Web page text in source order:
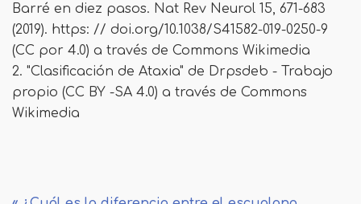
Barré en diez pasos. Nat Rev Neurol 15, 671-683
(2019). https: // doi.org/10.1038/S41582-019-0250-9
(CC por 4.0) a través de Commons Wikimedia
2. "Clasificación de Ataxia" de Drpsdeb - Trabajo
propio (CC BY -SA 4.0) a través de Commons
Wikimedia